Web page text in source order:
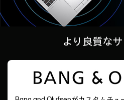
より良質な